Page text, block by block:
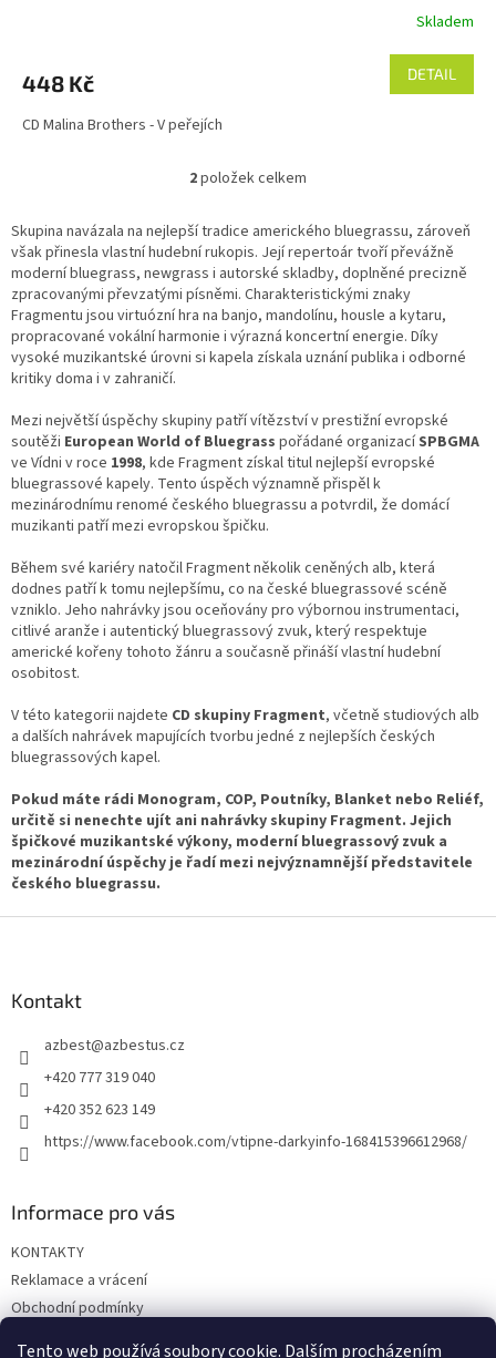
Tento web používá soubory cookie. Dalším procházením
Skladem
448 Kč DETAIL
CD Malina Brothers - V peřejích
O
l
á
d
a
c
í
p
k
y
v
ý
p
i
u
2položek celkem
Skupina navázala na nejlepší tradice amerického bluegrassu, zároveň
však přinesla vlastní hudební rukopis. Její repertoár tvoří převážně
moderní bluegrass, newgrass i autorské skladby, doplněné precizně
zpracovanými převzatými písněmi. Charakteristickými znaky
Fragmentu jsou virtuózní hra na banjo, mandolínu, housle a kytaru,
propracované vokální harmonie i výrazná koncertní energie. Díky
vysoké muzikantské úrovni si kapela získala uznání publika i odborné
kritiky doma i v zahraničí.
Mezi největší úspěchy skupiny patří vítězství v prestižní evropské
soutěži European World of Bluegrass pořádané organizacíSPBGMA
ve Vídni v roce 1998, kde Fragment získal titul nejlepší evropské
bluegrassové kapely. Tento úspěch významně přispěl k
mezinárodnímu renomé českého bluegrassu a potvrdil, že domácí
muzikanti patří mezi evropskou špičku.
Během své kariéry natočil Fragment několik ceněných alb, která
dodnes patří k tomu nejlepšímu, co na české bluegrassové scéně
vzniklo. Jeho nahrávky jsou oceňovány pro výbornou instrumentaci,
citlivé aranže i autentický bluegrassový zvuk, který respektuje
americké kořeny tohoto žánru a současně přináší vlastní hudební
osobitost.
V této kategorii najdete CD skupiny Fragment, včetně studiových alb
a dalších nahrávek mapujících tvorbu jedné z nejlepších českých
bluegrassových kapel.
Pokud máte rádi Monogram, COP, Poutníky, Blanket nebo Reliéf,
určitě si nenechte ujít ani nahrávky skupiny Fragment. Jejich
špičkové muzikantské výkony, moderní bluegrassový zvuk a
mezinárodní úspěchy je řadí mezi nejvýznamnější představitele
českého bluegrassu.
Kontakt
azbest@azbestus.cz
+420 777 319 040
+420 352 623 149
https://www.facebook.com/vtipne-darkyinfo-168415396612968/
Informace pro vás
KONTAKTY
Reklamace a vrácení
Obchodní podmínky